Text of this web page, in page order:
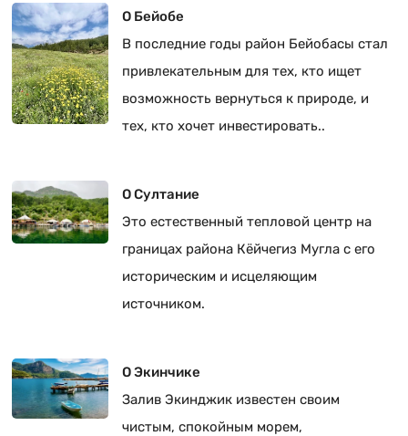
О Бейобе
В последние годы район Бейобасы стал
привлекательным для тех, кто ищет
возможность вернуться к природе, и
тех, кто хочет инвестировать..
О Султание
Это естественный тепловой центр на
границах района Кёйчегиз Мугла с его
историческим и исцеляющим
источником.
О Экинчике
Залив Экинджик известен своим
чистым, спокойным морем,